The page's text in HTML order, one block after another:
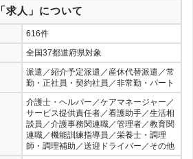
「求人」について
616件
全国37都道府県対象
派遣／紹介予定派遣／産休代替派遣／常
勤・正社員・契約社員／非常勤・パート
介護士・ヘルパー／ケアマネージャー／
サービス提供責任者／看護助手／生活相
談員／介護事務関連職／管理者／教育関
連職／機能訓練指導員／栄養士・調理
師・調理補助／送迎ドライバー／その他